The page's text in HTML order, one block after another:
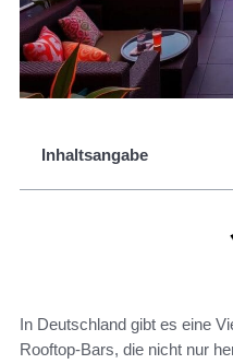
Inhaltsangabe
In Deutschland gibt es eine
Rooftop-Bars, die nicht nur